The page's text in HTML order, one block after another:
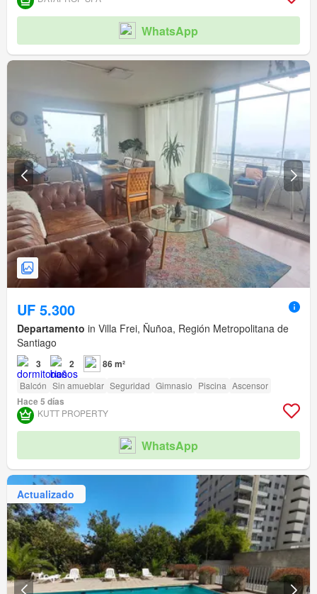
WhatsApp
UF 5.300
Departamento in Villa Frei, Ñuñoa, Región Metropolitana de
Santiago
3 2 86 m²
Balcón Sin amueblar Seguridad Gimnasio Piscina Ascensor
Hace 5 días
KUTT PROPERTY
WhatsApp
Actualizado